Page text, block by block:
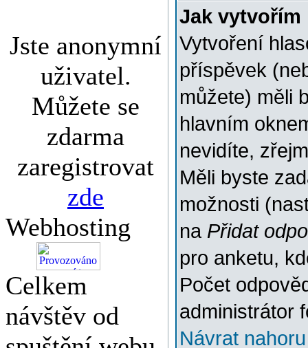
Jste anonymní
uživatel.
Můžete se
zdarma
zaregistrovat
zde
Webhosting
Celkem
návštěv od
Jak vytvořím
Vytvoření
příspěvek
můžete) měli
hlavním
nevidíte,
Měli byste
možnosti
na Přidat
pro anketu,
Počet
administrátor
Návrat nahoru